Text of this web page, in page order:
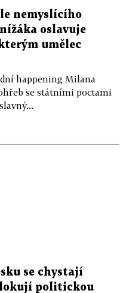
nemyslícího
oslavuje
umělec
happening Milana
se státními poctami
se chystají
politickou